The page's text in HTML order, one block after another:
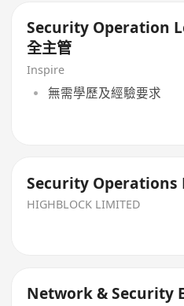
Security Operation
全主管
Inspire
無需學歷及經驗要求
Security Operations
HIGHBLOCK LIMITED
Network & Security